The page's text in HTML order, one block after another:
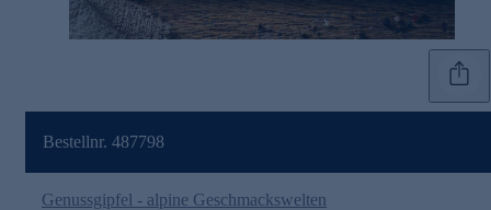
Bestellnr. 487798
Genussgipfel - alpine Geschmackswelten